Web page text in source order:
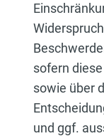
sofern
sowie über
und ggf.